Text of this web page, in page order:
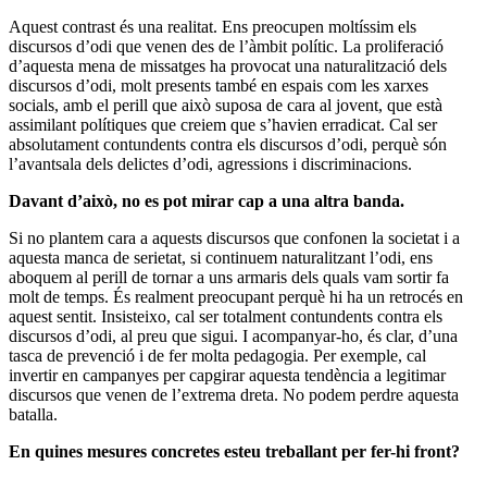
Aquest contrast és una realitat. Ens preocupen moltíssim els
discursos d’odi que venen des de l’àmbit polític. La proliferació
d’aquesta mena de missatges ha provocat una naturalització dels
discursos d’odi, molt presents també en espais com les xarxes
socials, amb el perill que això suposa de cara al jovent, que està
assimilant polítiques que creiem que s’havien erradicat. Cal ser
absolutament contundents contra els discursos d’odi, perquè són
l’avantsala dels delictes d’odi, agressions i discriminacions.
Davant d’això, no es pot mirar cap a una altra banda.
Si no plantem cara a aquests discursos que confonen la societat i a
aquesta manca de serietat, si continuem naturalitzant l’odi, ens
aboquem al perill de tornar a uns armaris dels quals vam sortir fa
molt de temps. És realment preocupant perquè hi ha un retrocés en
aquest sentit. Insisteixo, cal ser totalment contundents contra els
discursos d’odi, al preu que sigui. I acompanyar-ho, és clar, d’una
tasca de prevenció i de fer molta pedagogia. Per exemple, cal
invertir en campanyes per capgirar aquesta tendència a legitimar
discursos que venen de l’extrema dreta. No podem perdre aquesta
batalla.
En quines mesures concretes esteu treballant per fer-hi front?